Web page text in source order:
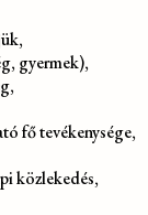
gyermek),
fő tevékenysége,
közlekedés,